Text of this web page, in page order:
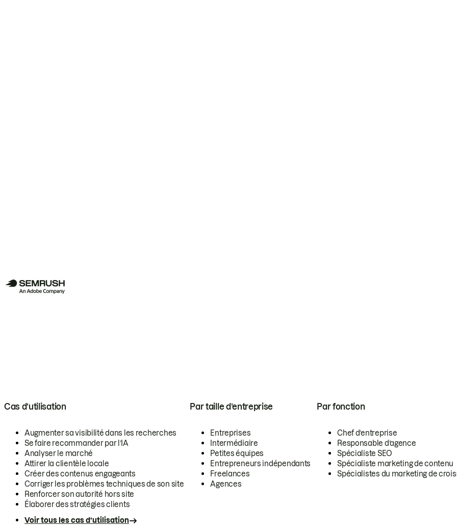
Cas d’utilisation
Augmenter sa visibilité dans les recherches
Se faire recommander par l’IA
Analyser le marché
Attirer la clientèle locale
Créer des contenus engageants
Corriger les problèmes techniques de son site
Renforcer son autorité hors site
Élaborer des stratégies clients
Voir tous les cas d’utilisation
Par taille d’entreprise
Entreprises
Intermédiaire
Petites équipes
Entrepreneurs indépendants
Freelances
Agences
Par fonction
Chef d’entreprise
Responsable d’agence
Spécialiste SEO
Spécialiste marketing de contenu
Spécialistes du marketing de